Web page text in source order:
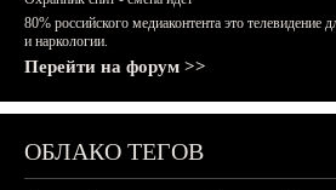
80% российского медиаконтента это телевидение
и наркологии.
Перейти на форум >>
ОБЛАКО ТЕГОВ